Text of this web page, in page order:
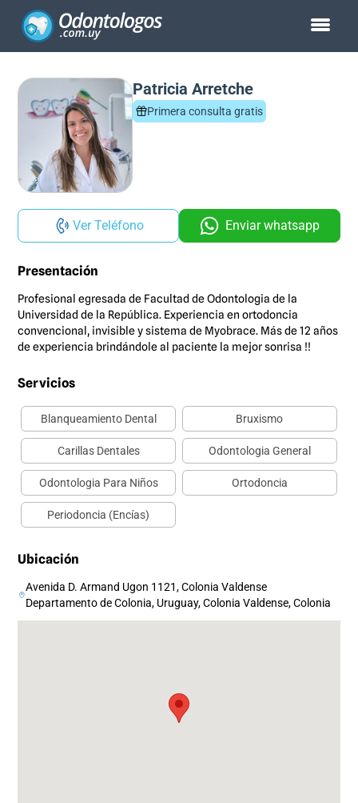
Patricia Arretche
Primera consulta gratis
Ver Teléfono Enviar whatsapp
Presentación
Profesional egresada de Facultad de Odontologia de la
Universidad de la República. Experiencia en ortodoncia
convencional, invisible y sistema de Myobrace. Más de 12 años
de experiencia brindándole al paciente la mejor sonrisa !!
Servicios
Blanqueamiento Dental Bruxismo
Carillas Dentales Odontologia General
Odontologia Para Niños Ortodoncia
Periodoncia (Encías)
Ubicación
Avenida D. Armand Ugon 1121, Colonia Valdense
Departamento de Colonia, Uruguay, Colonia Valdense, Colonia